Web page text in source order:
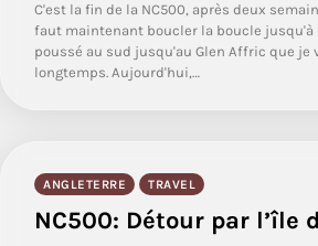
C'est la fin de la NC500, après deux
faut maintenant boucler la boucle jusqu'à
poussé au sud jusqu'au Glen Affric que je
longtemps. Aujourd'hui,…
ANGLETERRE TRAVEL
NC500: Détour par l’île